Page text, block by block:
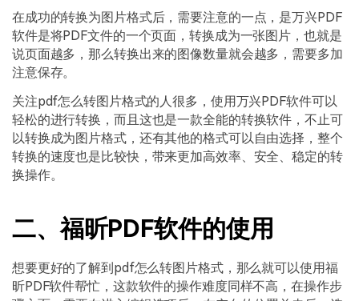
在成功的转换为图片格式后，需要注意的一点，是万兴PDF
软件是将PDF文件的一个页面，转换成为一张图片，也就是
说页面越多，那么转换出来的图像数量就会越多，需要多加
注意保存。
关注pdf怎么转图片格式的人很多，使用万兴PDF软件可以
轻松的进行转换，而且这也是一款全能的转换软件，不止可
以转换成为图片格式，还有其他的格式可以自由选择，整个
转换的速度也是比较快，带来更加高效率、安全、稳定的转
换操作。
二、福昕PDF软件的使用
想要更好的了解到pdf怎么转图片格式，那么就可以使用福
昕PDF软件帮忙，这款软件的操作难度同样不高，在操作步